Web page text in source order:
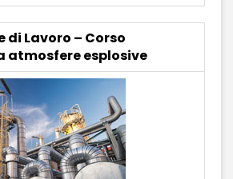
di Lavoro – Corso
atmosfere esplosive